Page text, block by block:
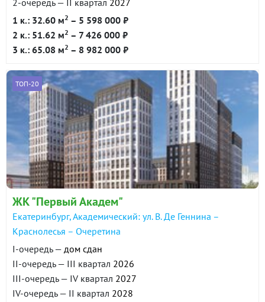
1 к.: 32.60 м2 – 5 598 000 ₽
2 к.: 51.62 м2 – 7 426 000 ₽
3 к.: 65.08 м2 – 8 982 000 ₽
ТОП-20
ЖК "Первый Академ"
Екатеринбург, Академический: ул. В. Де Геннина –
Краснолесья – Очеретина
I-очередь — дом сдан
II-очередь — III квартал 2026
III-очередь — IV квартал 2027
IV-очередь — II квартал 2028